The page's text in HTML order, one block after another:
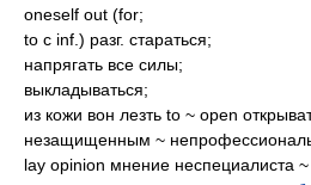
oneself out (for;
to c inf.) разг. стараться;
напрягать все силы;
выкладываться;
из кожи вон лезть to ~ open
незащищенным ~
lay opinion мнение неспециалиста ~